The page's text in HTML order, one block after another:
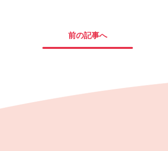
前の記事へ